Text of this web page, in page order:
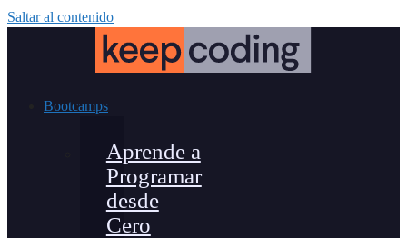
Saltar al contenido
Bootcamps
Aprende a
Programar
desde
Cero